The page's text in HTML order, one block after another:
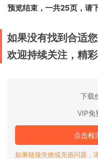
预览结束，一共25页，请
如果没有找到合适
欢迎持续关注，精
下载
VIP免
点击检
如果链接失效或充值问题，